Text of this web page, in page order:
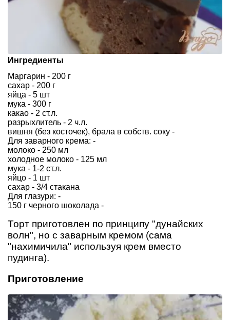
Ингредиенты
Маргарин - 200 г
сахар - 200 г
яйца - 5 шт
мука - 300 г
какао - 2 ст.л.
разрыхлитель - 2 ч.л.
вишня (без косточек), брала в собств. соку -
Для заварного крема: -
молоко - 250 мл
холодное молоко - 125 мл
мука - 1-2 ст.л.
яйцо - 1 шт
сахар - 3/4 стакана
Для глазури: -
150 г черного шоколада -
Торт приготовлен по принципу "дунайских
волн", но с заварным кремом (сама
"нахимичила" используя крем вместо
пудинга).
Приготовление